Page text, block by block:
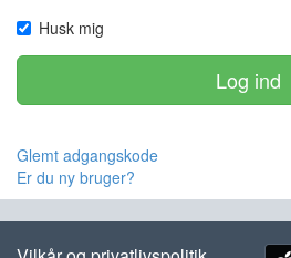
Husk mig
Log ind
Glemt adgangskode
Er du ny bruger?